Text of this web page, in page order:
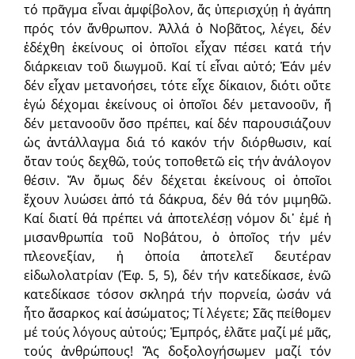
τό πρᾶγμα εἶναι ἀμφίβολον, ἄς ὑπερισχύῃ ἡ ἀγάπη
πρός τόν ἄνθρωπον. Ἀλλά ὁ Νοβᾶτος, λέγει, δέν
ἐδέχθη ἐκείνους οἱ ὁποῖοι εἶχαν πέσει κατά τήν
διάρκειαν τοῦ διωγμοῦ. Καί τί εἶναι αὐτό; Ἐάν μέν
δέν εἶχαν μετανοήσει, τότε εἶχε δίκαιον, διότι οὔτε
ἐγώ δέχομαι ἐκείνους οἱ ὁποῖοι δέν μετανοοῦν, ἤ
δέν μετανοοῦν ὅσο πρέπει, καί δέν παρουσιάζουν
ὡς ἀντάλλαγμα διά τό κακόν τήν διόρθωσιν, καί
ὅταν τούς δεχθῶ, τούς τοποθετῶ εἰς τήν ἀνάλογον
θέσιν. Ἄν ὅμως δέν δέχεται ἐκείνους οἱ ὁποῖοι
ἔχουν λυώσει ἀπό τά δάκρυα, δέν θά τόν μιμηθῶ.
Καί διατί θά πρέπει νά ἀποτελέσῃ νόμον δι᾿ ἐμέ ἡ
μισανθρωπία τοῦ Νοβάτου, ὁ ὁποῖος τήν μέν
πλεονεξίαν, ἡ ὁποία ἀποτελεῖ δευτέραν
εἰδωλολατρίαν (Ἐφ. 5, 5), δέν τήν κατεδίκασε, ἐνῶ
κατεδίκασε τόσον σκληρά τήν πορνεία, ὡσάν νά
ἦτο ἄσαρκος καί ἀσώματος; Τί λέγετε; Σᾶς πείθομεν
μέ τούς λόγους αὐτούς; Ἐμπρός, ἐλᾶτε μαζί μέ μᾶς,
τούς ἀνθρώπους! Ἄς δοξολογήσωμεν μαζί τόν